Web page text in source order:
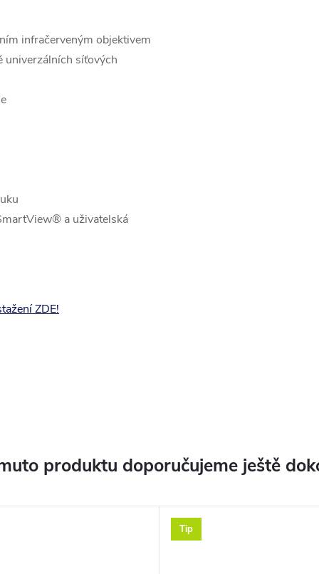
infračerveným objektivem
univerzálních síťových
a uživatelská
ZDE!
produktu doporučujeme ještě
Tip